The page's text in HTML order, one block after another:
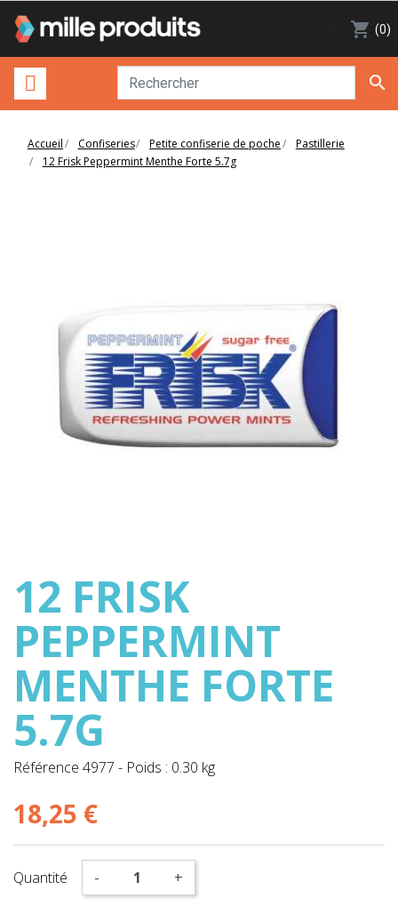
shopping_cart (0)

Accueil Confiseries Petite confiserie de poche
Pastillerie
12 Frisk Peppermint Menthe Forte 5.7g
12 FRISK
PEPPERMINT
MENTHE FORTE
5.7G
Référence 4977 - Poids : 0.30 kg
18,25 €
Quantité - +